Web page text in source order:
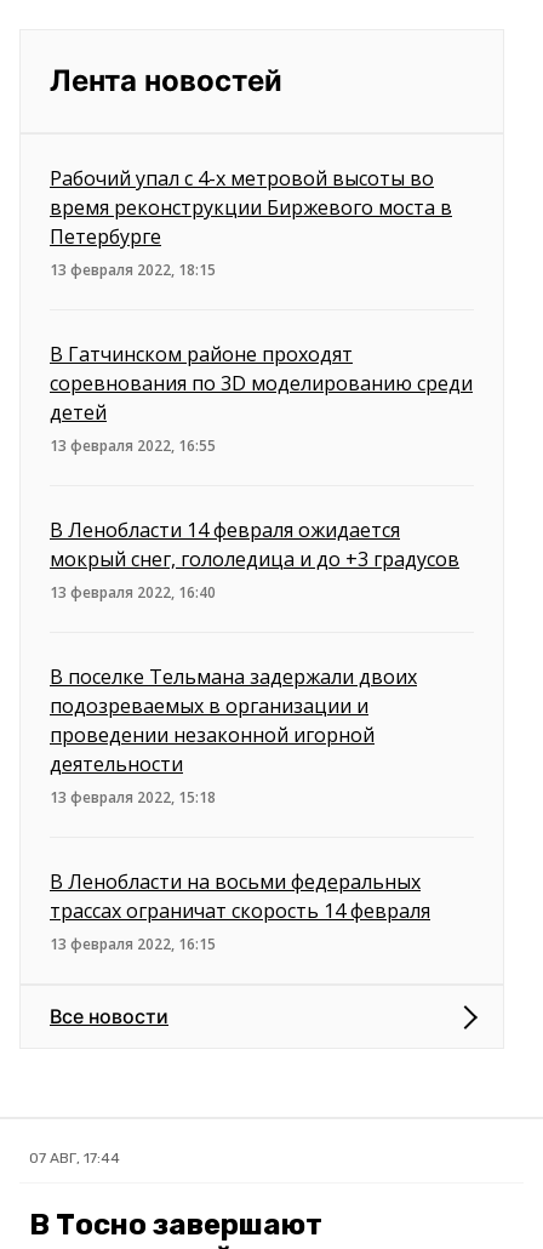
Лента новостей
Рабочий упал с 4-х метровой высоты во
время реконструкции Биржевого моста в
Петербурге
13 февраля 2022, 18:15
В Гатчинском районе проходят
соревнования по 3D моделированию среди
детей
13 февраля 2022, 16:55
В Ленобласти 14 февраля ожидается
мокрый снег, гололедица и до +3 градусов
13 февраля 2022, 16:40
В поселке Тельмана задержали двоих
подозреваемых в организации и
проведении незаконной игорной
деятельности
13 февраля 2022, 15:18
В Ленобласти на восьми федеральных
трассах ограничат скорость 14 февраля
13 февраля 2022, 16:15
Все новости
07 АВГ, 17:44
В Тосно завершают